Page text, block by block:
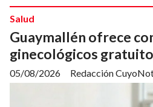
Guaymallén ofrece
ginecológicos
Redacción
Salud
05/08/2026